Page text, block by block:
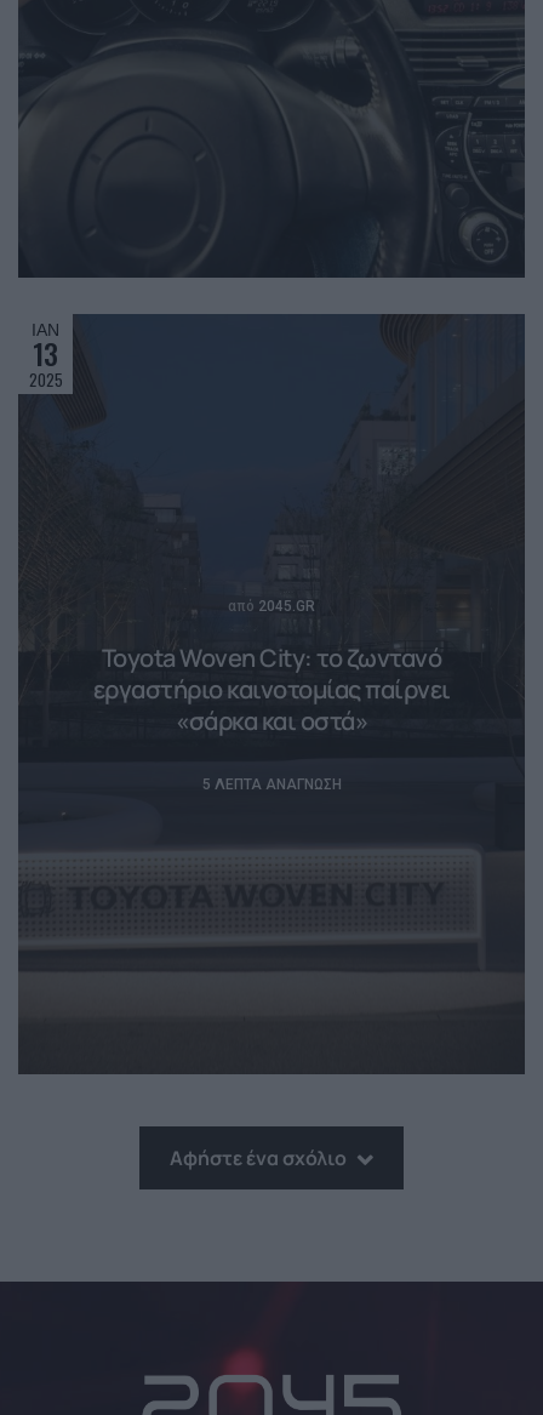
ΙΑΝ
13
2025
Posted
από 2045.GR
Toyota Woven City: το ζωντανό
εργαστήριο καινοτομίας παίρνει
«σάρκα και οστά»
5 ΛΕΠΤΆ ΑΝΆΓΝΩΣΗ
Αφήστε ένα σχόλιο